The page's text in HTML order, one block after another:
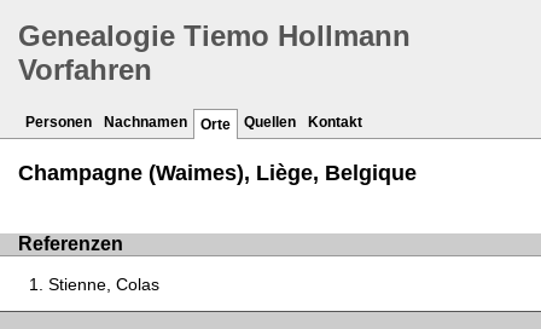
Genealogie Tiemo Hollmann
Vorfahren
Personen Nachnamen Orte Quellen Kontakt
Champagne (Waimes), Liège, Belgique
Referenzen
Stienne, Colas